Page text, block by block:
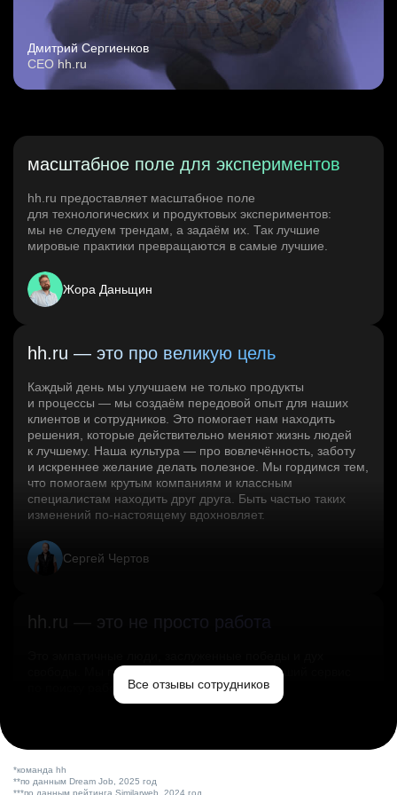
Дмитрий Сергиенков
CEO hh.ru
масштабное поле для экспериментов
hh.ru предоставляет масштабное поле
для технологических и продуктовых экспериментов:
мы не следуем трендам, а задаём их. Так лучшие
мировые практики превращаются в самые лучшие.
Жора Даньщин
hh.ru — это про великую цель
Каждый день мы улучшаем не только продукты
и процессы — мы создаём передовой опыт для наших
клиентов и сотрудников. Это помогает нам находить
решения, которые действительно меняют жизнь людей
к лучшему. Наша культура — про вовлечённость, заботу
и искреннее желание делать полезное. Мы гордимся тем,
что помогаем крутым компаниям и классным
специалистам находить друг друга. Быть частью таких
изменений по‑настоящему вдохновляет.
Сергей Чертов
hh.ru — это не просто работа
свободы. Мы помогаем миру и создаём лучший сервис
по поиску работы в стране.Все отзывы сотрудников
*команда hh
**по данным Dream Job, 2025 год
***по данным рейтинга Similarweb, 2024 год